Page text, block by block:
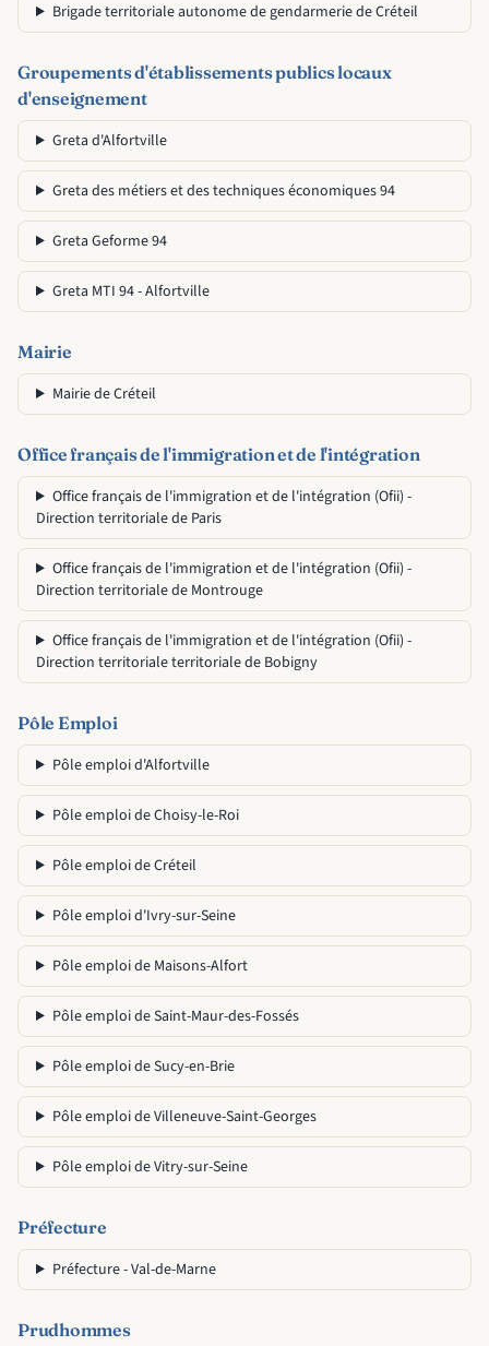
Brigade territoriale autonome de gendarmerie de Créteil
Groupements d'établissements publics locaux
d'enseignement
Greta d'Alfortville
Greta des métiers et des techniques économiques 94
Greta Geforme 94
Greta MTI 94 - Alfortville
Mairie
Mairie de Créteil
Office français de l'immigration et de l'intégration
Office français de l'immigration et de l'intégration (Ofii) -
Direction territoriale de Paris
Office français de l'immigration et de l'intégration (Ofii) -
Direction territoriale de Montrouge
Office français de l'immigration et de l'intégration (Ofii) -
Direction territoriale territoriale de Bobigny
Pôle Emploi
Pôle emploi d'Alfortville
Pôle emploi de Choisy-le-Roi
Pôle emploi de Créteil
Pôle emploi d'Ivry-sur-Seine
Pôle emploi de Maisons-Alfort
Pôle emploi de Saint-Maur-des-Fossés
Pôle emploi de Sucy-en-Brie
Pôle emploi de Villeneuve-Saint-Georges
Pôle emploi de Vitry-sur-Seine
Préfecture
Préfecture - Val-de-Marne
Prudhommes